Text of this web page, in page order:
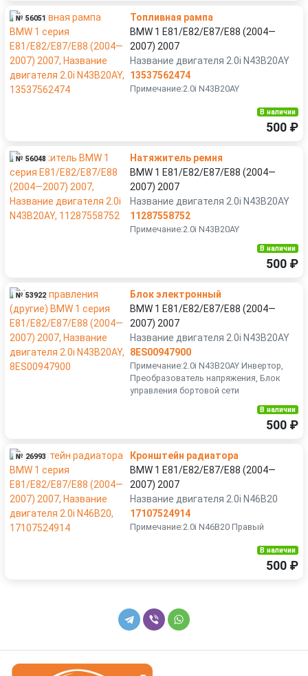
№ 56051
Топливная рампа
BMW 1 E81/E82/E87/E88 (2004—
2007) 2007
Название двигателя 2.0i N43B20AY
13537562474
Примечание:2.0i N43B20AY
В наличии
500 ₽
№ 56048
Натяжитель ремня
BMW 1 E81/E82/E87/E88 (2004—
2007) 2007
Название двигателя 2.0i N43B20AY
11287558752
Примечание:2.0i N43B20AY
В наличии
500 ₽
№ 53922
Блок электронный
BMW 1 E81/E82/E87/E88 (2004—
2007) 2007
Название двигателя 2.0i N43B20AY
8ES00947900
Примечание:2.0i N43B20AY Инвертор,
Преобразователь напряжения, Блок
управления бортовой сети
В наличии
500 ₽
№ 26993
Кронштейн радиатора
BMW 1 E81/E82/E87/E88 (2004—
2007) 2007
Название двигателя 2.0i N46B20
17107524914
Примечание:2.0i N46B20 Правый
В наличии
500 ₽